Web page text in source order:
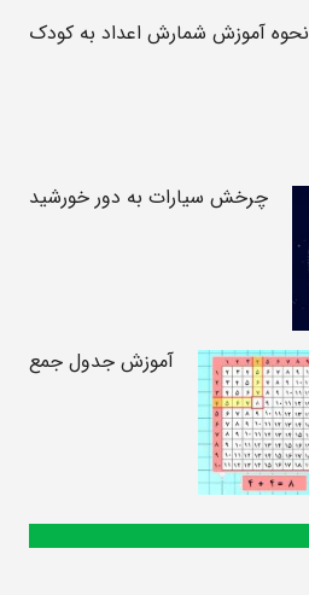
نحوه آموزش شمارش اعداد به کودک
چرخش سیارات به دور خورشید
آموزش جدول جمع